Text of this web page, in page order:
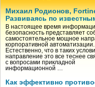
Михаил Родионов,
Развиваясь по
В настоящее время
безопасность представляет
самостоятельное мощное
корпоративной автоматизации.
Естественно, что в таких
направление это все теснее
с вопросами прикладной
информационной …
Как эффективно